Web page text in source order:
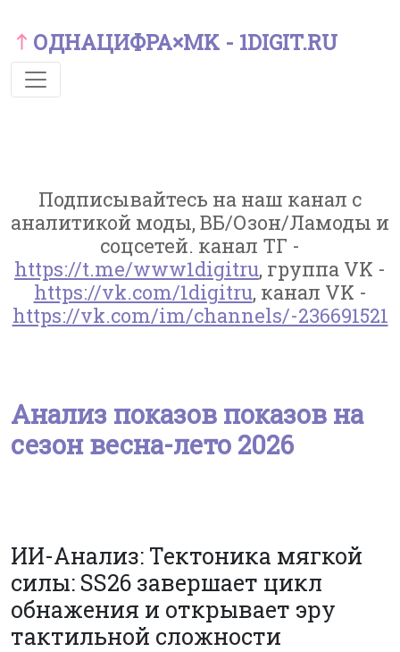
ОДНАЦИФРА×MK - 1DIGIT.RU
Подписывайтесь на наш канал с
аналитикой моды, ВБ/Озон/Ламоды и
соцсетей. канал ТГ -
https://t.me/www1digitru, группа VK -
https://vk.com/1digitru, канал VK -
https://vk.com/im/channels/-236691521
Анализ показов показов на
сезон весна-лето 2026
ИИ-Анализ: Тектоника мягкой
силы: SS26 завершает цикл
обнажения и открывает эру
тактильной сложности